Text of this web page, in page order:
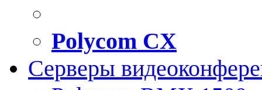
Polycom CX
Серверы